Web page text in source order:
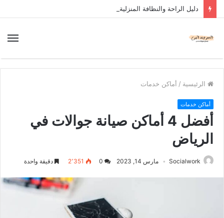
دليل الراحة والنظافة المنزلية
الرئيسية / أماكن خدمات
أماكن خدمات
أفضل 4 أماكن صيانة جوالات في
الرياض
Socialwork مارس 14, 2023 2٬351 دقيقة واحدة